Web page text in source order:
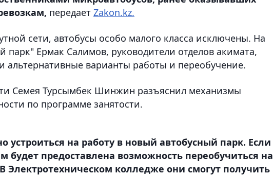
передает Zakon.kz.
сети, автобусы особо малого класса исключены. На
парк" Ермак Салимов, руководители отделов акимата,
альтернативные варианты работы и переобучение.
Семея Турсымбек Шинжин разъяснил механизмы
по программе занятости.
на работу в новый автобусный парк. Если
будет предоставлена возможность переобучиться на
Электротехническом колледже они смогут получить